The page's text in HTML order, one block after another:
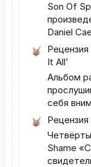
Son Of
Daniel
Рецензия
It All’
Альбом
себя
Shame